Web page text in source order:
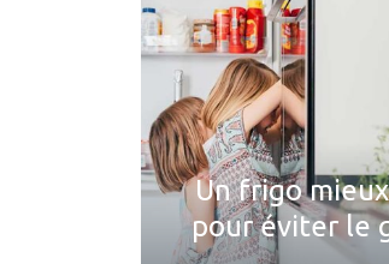
Un frigo
pour éviter le